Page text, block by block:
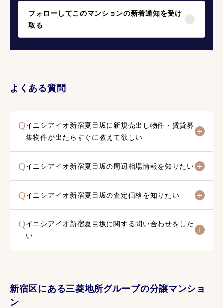
フォローしてこのマンションの新着通知を受け
取る
よくある質問
Qイニシアイオ新宿夏目坂に新規売出し物件・賃貸募
集物件が出たらすぐに教えて欲しい
Qイニシアイオ新宿夏目坂の周辺相場情報を知りたい
Qイニシアイオ新宿夏目坂の査定価格を知りたい
Qイニシアイオ新宿夏目坂に関する問い合わせをした
い
新宿区にある三菱地所グループの分譲マンショ
ン